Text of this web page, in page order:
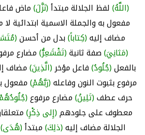
(اللَّهُ)لفظ الجلالة مبتدأ(نَزَّلَ)ماض
مفعول به والجملة الاسمية ابتدائية
مضاف إليه(كِتاباً)بدل من أحسن
(مَثانِيَ)صفة ثانية(تَقْشَعِرُّ)مضارع
بالفعل(جُلُودُ)فاعل مؤخر(الَّذِينَ)مضاف
مرفوع بثبوت النون وفاعله(رَبَّهُمْ)مفعول
حرف عطف(تَلِينُ)مضارع مرفوع
معطوف على جلودهم(إِلى ذِكْرِ)
الجلالة مضاف إليه(ذلِكَ)مبتدأ(هُدَى)